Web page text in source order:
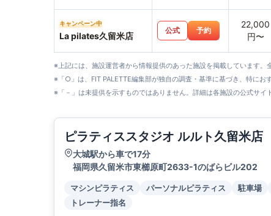
キャンペーン中
La pilates久留米店
公式 予約
22,000
円〜
※上記には、施設運営者から情報提供のあった施設を掲載しています。
※「○」は、FIT PALETTE編集部が独自の調査・基準に基づき、特にお
※「－」は未提供を示すものではありません。詳細は各施設の公式サイ
ピラティススタジオ ルルト久留米店
大城駅から車で17分
福岡県久留米市東櫛原町2633-1のばらビル202
マシンピラティス パーソナルピラティス 駐車場
トレーナー指名